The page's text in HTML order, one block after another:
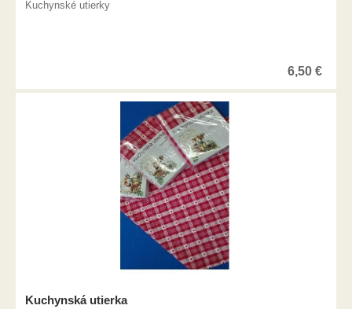
Kuchynské utierky
6,50 €
Kuchynská utierka